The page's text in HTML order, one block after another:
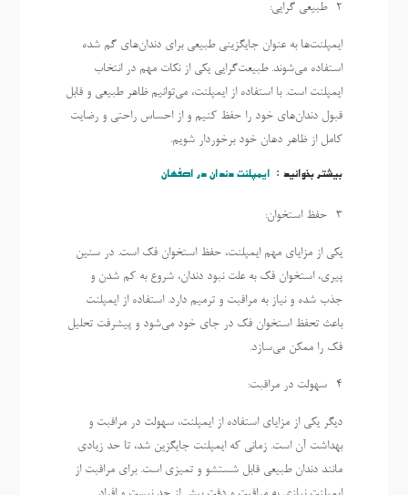
2- طبیعی گرایی:
ایمپلنت‌ها به عنوان جایگزینی طبیعی برای دندان‌های گم شده
استفاده می‌شوند. طبیعت‌گرایی یکی از نکات مهم در انتخاب
ایمپلنت است. با استفاده از ایمپلنت، می‌توانیم ظاهر طبیعی و قابل
قبول دندان‌های خود را حفظ کنیم و از احساس راحتی و رضایت
کامل از ظاهر دهان خود برخوردار شویم.
بیشتر بخوانید : ایمپلنت دندان در اصفهان
3- حفظ استخوان:
یکی از مزایای مهم ایمپلنت، حفظ استخوان فک است. در سنین
پیری، استخوان فک به علت نبود دندان، شروع به کم شدن و
جذب شده و نیاز به مراقبت و ترمیم دارد. استفاده از ایمپلنت
باعث تحفظ استخوان فک در جای خود می‌شود و پیشرفت تحلیل
فک را ممکن می‌سازد.
4- سهولت در مراقبت:
دیگر یکی از مزایای استفاده از ایمپلنت، سهولت در مراقبت و
بهداشت آن است. زمانی که ایمپلنت جایگزین شد، تا حد زیادی
مانند دندان طبیعی قابل شستشو و تمیزی است. برای مراقبت از